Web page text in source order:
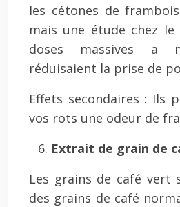
les cétones de
mais une étude chez
doses massives a
réduisaient la prise de
Effets secondaires : Ils
vos rots une odeur de
Extrait de grain de
Les grains de café vert
des grains de café